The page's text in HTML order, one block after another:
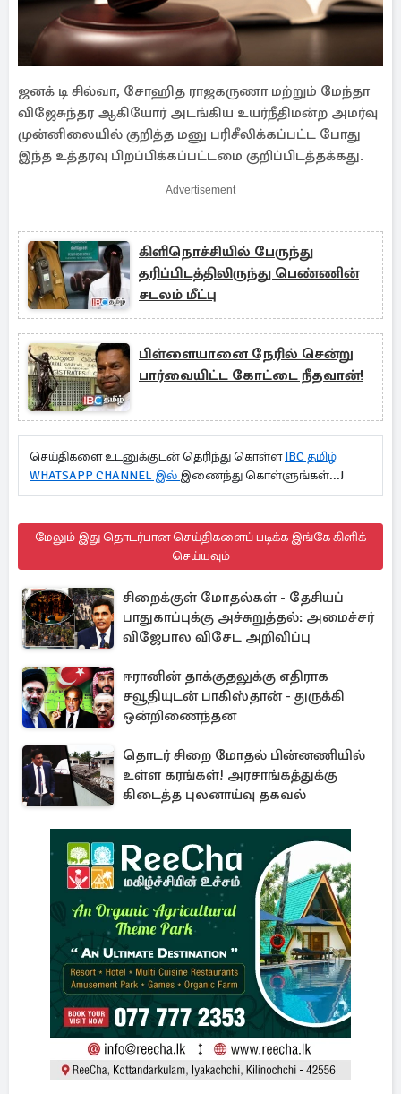
ஜனக் டி சில்வா, சோஹித ராஜகருணா மற்றும் மேந்தா
விஜேசுந்தர ஆகியோர் அடங்கிய உயர்நீதிமன்ற அமர்வு
முன்னிலையில் குறித்த மனு பரிசீலிக்கப்பட்ட போது
இந்த உத்தரவு பிறப்பிக்கப்பட்டமை குறிப்பிடத்தக்கது.
Advertisement
கிளிநொச்சியில் பேருந்து
தரிப்பிடத்திலிருந்து பெண்ணின்
சடலம் மீட்பு
பிள்ளையானை நேரில் சென்று
பார்வையிட்ட கோட்டை நீதவான்!
செய்திகளை உடனுக்குடன் தெரிந்து கொள்ளIBC தமிழ்
WHATSAPP CHANNEL இல் இணைந்து கொள்ளுங்கள்...!
மேலும் இது தொடர்பான செய்திகளைப் படிக்க இங்கே கிளிக்
செய்யவும்
சிறைக்குள் மோதல்கள் - தேசியப்
பாதுகாப்புக்கு அச்சுறுத்தல்: அமைச்சர்
விஜேபால விசேட அறிவிப்பு
ஈரானின் தாக்குதலுக்கு எதிராக
சவூதியுடன் பாகிஸ்தான் - துருக்கி
ஒன்றிணைந்தன
தொடர் சிறை மோதல் பின்னணியில்
உள்ள கரங்கள்! அரசாங்கத்துக்கு
கிடைத்த புலனாய்வு தகவல்